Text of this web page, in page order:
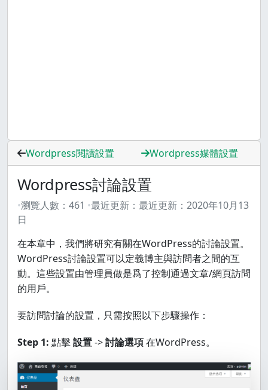
Wordpress閱讀設置 Wordpress媒體設置
Wordpress討論設置
瀏覽人數： 461 最近更新： 最近更新： 2020年10月13
日
在本章中，我們將研究有關在WordPress的討論設置。
WordPress討論設置可以定義博主與訪問者之間的互
動。這些設置由管理員做是爲了控制通過文章/網頁訪問
的用戶。
要訪問討論的設置，只需按照以下步驟操作：
Step 1: 點擊設置->討論選項在WordPress。